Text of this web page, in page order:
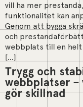
vill ha mer
funktionalitet kan
Genom att bygga
och
webbplats till en helt
[…]
Trygg och
webbplatser
gör skillnad